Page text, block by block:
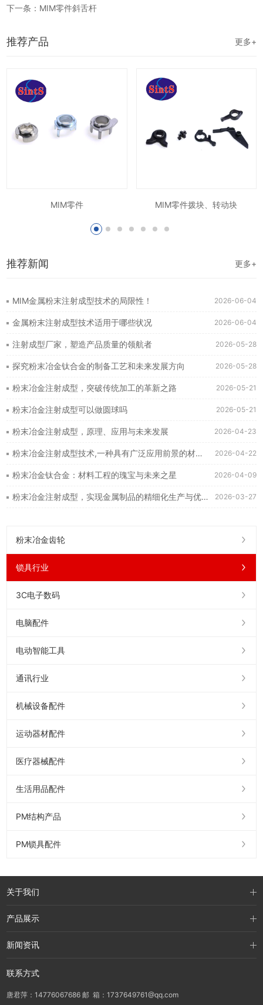
下一条：MIM零件斜舌杆
推荐产品 更多+
MIM零件 MIM零件拨块、转动块
推荐新闻 更多+
2026-06-04
MIM金属粉末注射成型技术的局限性！
2026-06-04
金属粉末注射成型技术适用于哪些状况
2026-05-28
注射成型厂家，塑造产品质量的领航者
2026-05-28
探究粉末冶金钛合金的制备工艺和未来发展方向
2026-05-21
粉末冶金注射成型，突破传统加工的革新之路
2026-05-21
粉末冶金注射成型可以做圆球吗
2026-04-23
粉末冶金注射成型，原理、应用与未来发展
2026-04-22
粉末冶金注射成型技术,一种具有广泛应用前景的材料加工方法
2026-04-09
粉末冶金钛合金：材料工程的瑰宝与未来之星
2026-03-27
粉末冶金注射成型，实现金属制品的精细化生产与优化设计
粉末冶金齿轮
锁具行业
3C电子数码
电脑配件
电动智能工具
通讯行业
机械设备配件
运动器材配件
医疗器械配件
生活用品配件
PM结构产品
PM锁具配件
关于我们
产品展示
新闻资讯
联系方式
唐君萍：14776067686 邮 箱：1737649761@qq.com